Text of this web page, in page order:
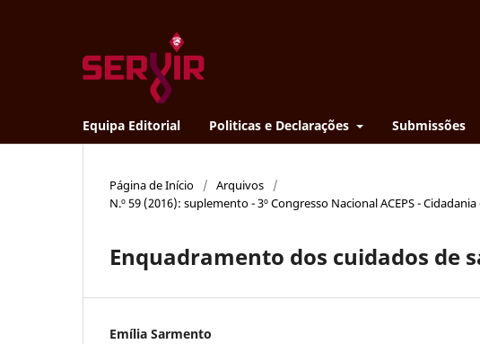
Equipa Editorial Politicas e Declarações Submissões
Página de Início / Arquivos
/
N.º 59 (2016): suplemento - 3º Congresso Nacional ACEPS -
Enquadramento dos cuidados de
Emília Sarmento